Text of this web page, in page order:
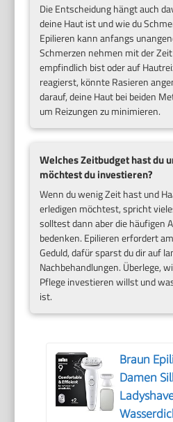
Die Entscheidung hängt auch
deine Haut ist und wie du
Epilieren kann anfangs
Schmerzen nehmen mit der
empfindlich bist oder auf
reagierst, könnte Rasieren
darauf, deine Haut bei beiden
um Reizungen zu minimieren.
Welches Zeitbudget hast du
möchtest du investieren?
Wenn du wenig Zeit hast und
erledigen möchtest, spricht
solltest dann aber die häufigen
bedenken. Epilieren erfordert
Geduld, dafür sparst du dir auf
Nachbehandlungen. Überlege,
Pflege investieren willst und
ist.
Braun
Damen